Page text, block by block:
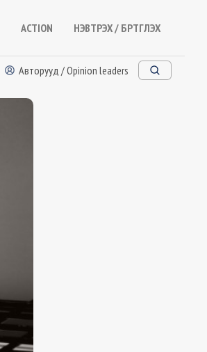
ACTION НЭВТРЭХ / БҮРТГҮҮЛЭХ
Авторууд / Opinion leaders